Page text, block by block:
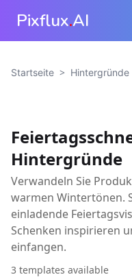
Pixflux.AI
Startseite > Hintergründe
Hintergründe
Verwandeln Sie
warmen Wintertönen.
einladende
Schenken inspirieren
einfangen.
3 templates available